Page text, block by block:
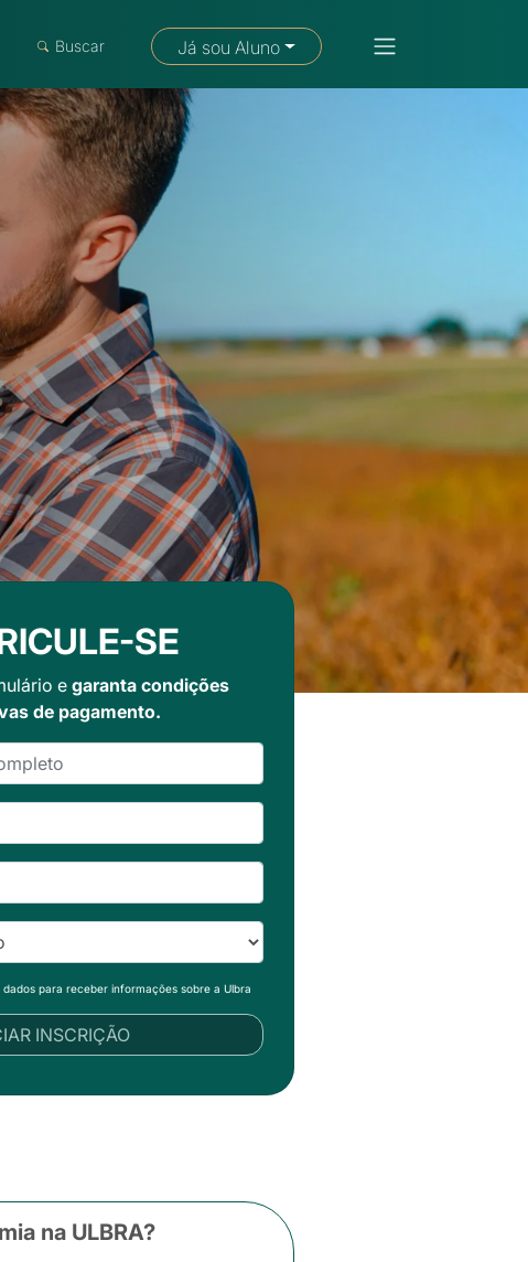
Fale com um consultor
Buscar Já sou Aluno
SE
e garanta condições
de pagamento.
para receber informações sobre a Ulbra
INSCRIÇÃO
na ULBRA?